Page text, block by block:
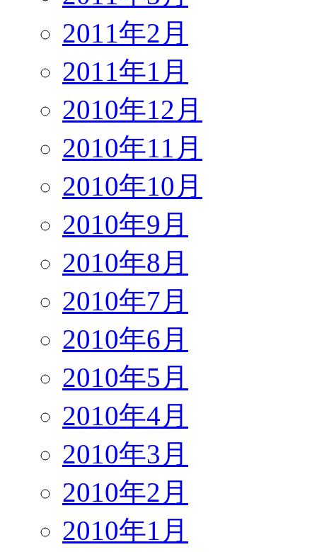
2011年2月
2011年1月
2010年12月
2010年11月
2010年10月
2010年9月
2010年8月
2010年7月
2010年6月
2010年5月
2010年4月
2010年3月
2010年2月
2010年1月